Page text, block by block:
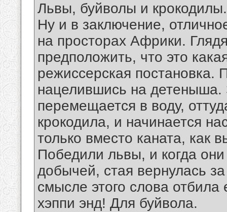
Львы, буйволы и крокодилы.
Ну и в заключение,
на просторах Африки.
предположить, что это
режиссерская постановка.
нацелившись на детеныша.
перемещается в воду,
крокодила, и начинается
только вместо каната, как
Победили львы, и когда
добычей, стая вернулась
смысле этого слова
хэппи энд! Для буйвола.